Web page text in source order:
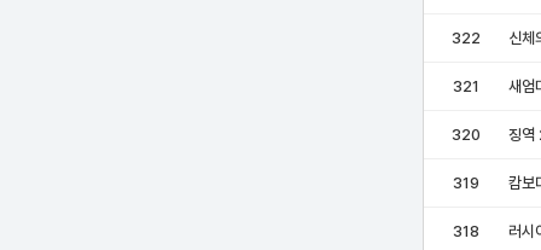
322 신체
321 새엄
320 징역
319 캄보
318 러시